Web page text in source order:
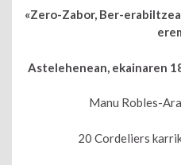
«Zero-Zabor, Ber-
Astelehenean, ekainaren
Manu Robles-
20 Cordeliers